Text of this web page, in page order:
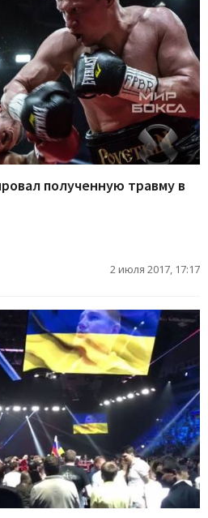
полученную травму в
2 июля 2017, 17:17